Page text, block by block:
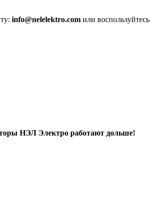
info@nelelektro.com или воспользуйтесь
НЭЛ Электро работают дольше!